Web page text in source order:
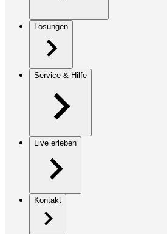
Lösungen
Service & Hilfe
Live erleben
Kontakt